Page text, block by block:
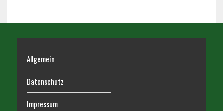
Allgemein
Datenschutz
Impressum